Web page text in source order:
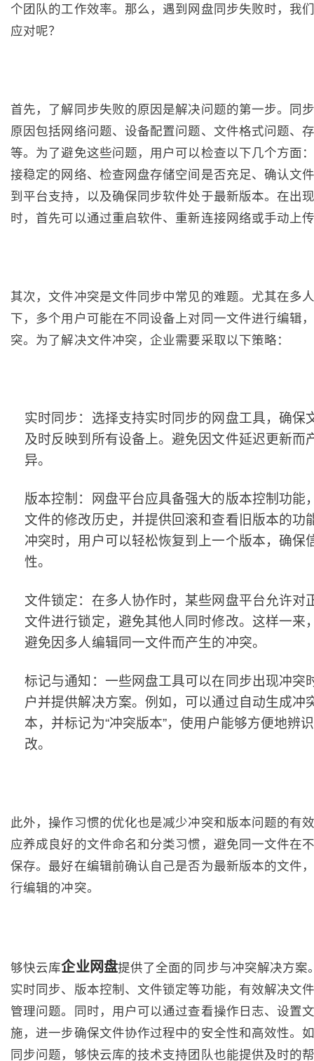
个团队的工作效率。那么，遇到网盘同步失败时，我
应对呢？
首先，了解同步失败的原因是解决问题的第一步。同
原因包括网络问题、设备配置问题、文件格式问题、
等。为了避免这些问题，用户可以检查以下几个方面
接稳定的网络、检查网盘存储空间是否充足、确认文
到平台支持，以及确保同步软件处于最新版本。在出
时，首先可以通过重启软件、重新连接网络或手动上
其次，文件冲突是文件同步中常见的难题。尤其在多
下，多个用户可能在不同设备上对同一文件进行编辑
突。为了解决文件冲突，企业需要采取以下策略：
实时同步：选择支持实时同步的网盘工具，确保
及时反映到所有设备上。避免因文件延迟更新而
异。
版本控制：网盘平台应具备强大的版本控制功能
文件的修改历史，并提供回滚和查看旧版本的功
冲突时，用户可以轻松恢复到上一个版本，确保
性。
文件锁定：在多人协作时，某些网盘平台允许对
文件进行锁定，避免其他人同时修改。这样一来
避免因多人编辑同一文件而产生的冲突。
标记与通知：一些网盘工具可以在同步出现冲突
户并提供解决方案。例如，可以通过自动生成冲
本，并标记为“冲突版本”，使用户能够方便地辨
改。
此外，操作习惯的优化也是减少冲突和版本问题的有
应养成良好的文件命名和分类习惯，避免同一文件在
保存。最好在编辑前确认自己是否为最新版本的文件
行编辑的冲突。
够快云库企业网盘提供了全面的同步与冲突解决方案
实时同步、版本控制、文件锁定等功能，有效解决文
管理问题。同时，用户可以通过查看操作日志、设置
施，进一步确保文件协作过程中的安全性和高效性。
同步问题，够快云库的技术支持团队也能提供及时的